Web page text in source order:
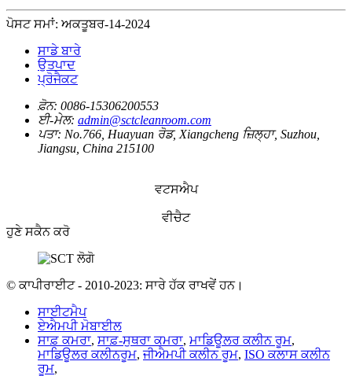
ਪੋਸਟ ਸਮਾਂ: ਅਕਤੂਬਰ-14-2024
ਸਾਡੇ ਬਾਰੇ
ਉਤਪਾਦ
ਪ੍ਰੋਜੈਕਟ
ਫ਼ੋਨ: 0086-15306200553
ਈ-ਮੇਲ: admin@sctcleanroom.com
ਪਤਾ: No.766, Huayuan ਰੋਡ, Xiangcheng ਜ਼ਿਲ੍ਹਾ, Suzhou,
Jiangsu, China 215100
ਵਟਸਐਪ
ਵੀਚੈਟ
ਹੁਣੇ ਸਕੈਨ ਕਰੋ
© ਕਾਪੀਰਾਈਟ - 2010-2023: ਸਾਰੇ ਹੱਕ ਰਾਖਵੇਂ ਹਨ।
ਸਾਈਟਮੈਪ
ਏਐਮਪੀ ਮੋਬਾਈਲ
ਸਾਫ਼ ਕਮਰਾ, ਸਾਫ਼-ਸੁਥਰਾ ਕਮਰਾ, ਮਾਡਿਊਲਰ ਕਲੀਨ ਰੂਮ,
ਮਾਡਿਊਲਰ ਕਲੀਨਰੂਮ,ਜੀਐਮਪੀ ਕਲੀਨ ਰੂਮ, ISO ਕਲਾਸ ਕਲੀਨ
ਰੂਮ,